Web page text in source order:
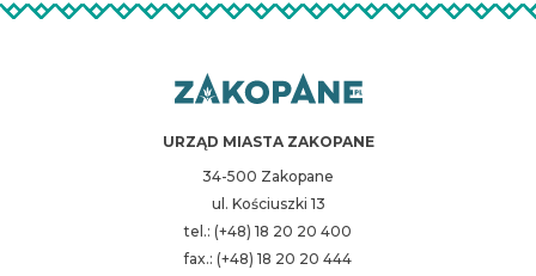
URZĄD MIASTA ZAKOPANE
34-500 Zakopane
ul. Kościuszki 13
tel.: (+48) 18 20 20 400
fax.: (+48) 18 20 20 444